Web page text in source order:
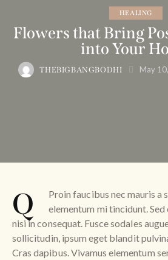
HEALING
Flowers that Bring
into Your
THEBIGBANGBODHI May
Q
Proin faucibus nec mauris a
elementum mi tincidunt.
nisi in consequat. Fusce sodales
sollicitudin, ipsum eget blandit
Cras dapibus. Vivamus elementum